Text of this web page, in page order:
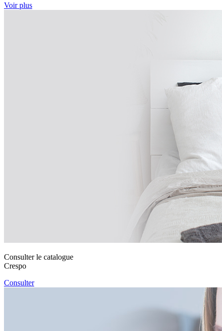
Voir plus
Consulter le catalogue
Crespo
Consulter